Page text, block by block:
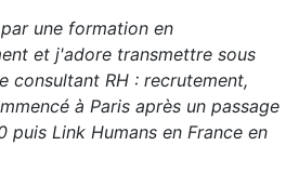
une formation en
et j'adore transmettre sous
consultant RH : recrutement,
à Paris après un passage
puis Link Humans en France en